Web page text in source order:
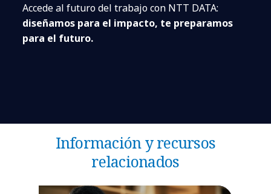
Accede al futuro del trabajo con NTT DATA:
diseñamos para el impacto, te preparamos
para el futuro.
Información y recursos
relacionados